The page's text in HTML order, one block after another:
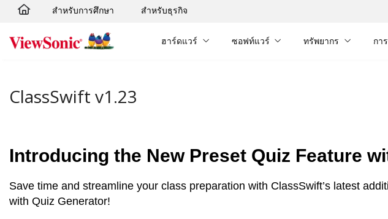
Skip to main content
สำหรับการศึกษา สำหรับธุรกิจ
ฮาร์ดแวร์ ซอฟท์แวร์ ทรัพยากร กา
ClassSwift v1.23
Introducing the New Preset Quiz Feature
Save time and streamline your class preparation with ClassSwift’s latest
with Quiz Generator!